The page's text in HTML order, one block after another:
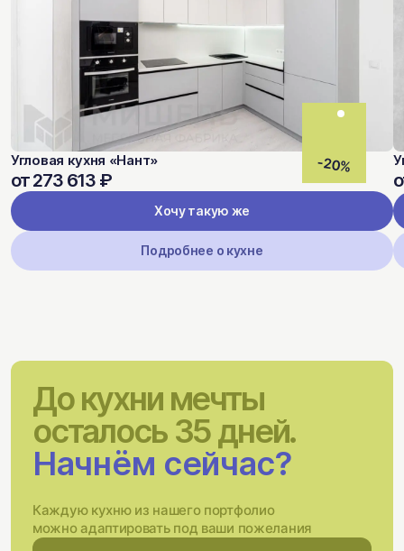
-20%
Угловая кухня «Нант»
от 273 613 ₽
Хочу такую же
Подробнее о кухне
До кухни мечты
осталось 35 дней.
Начнём сейчас?
Каждую кухню из нашего портфолио
можно адаптировать под ваши пожелания